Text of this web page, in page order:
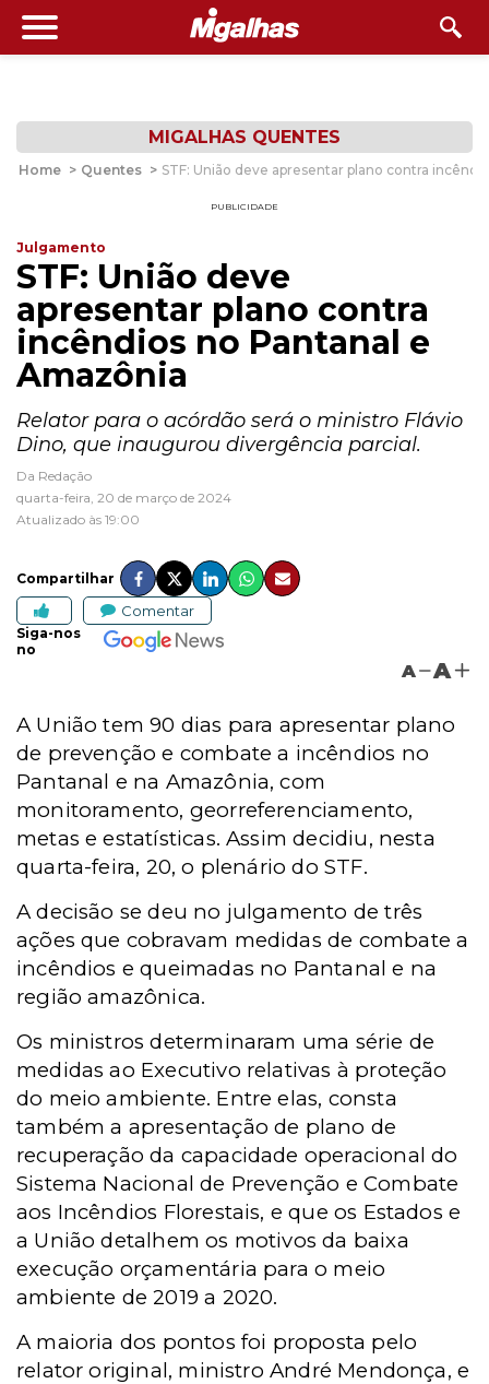
MIGALHAS QUENTES
Home > Quentes > STF: União deve apresentar plano contra
PUBLICIDADE
Julgamento
STF: União deve
apresentar plano contra
incêndios no Pantanal e
Amazônia
Relator para o acórdão será o ministro Flávio
Dino, que inaugurou divergência parcial.
Da Redação
quarta-feira, 20 de março de 2024
Atualizado às 19:00
Compartilhar
Comentar
Siga-nos
no
A A
A União tem 90 dias para apresentar plano
de prevenção e combate a incêndios no
Pantanal e na Amazônia, com
monitoramento, georreferenciamento,
metas e estatísticas. Assim decidiu, nesta
quarta-feira, 20, o plenário do STF.
A decisão se deu no julgamento de três
ações que cobravam medidas de combate a
incêndios e queimadas no Pantanal e na
região amazônica.
Os ministros determinaram uma série de
medidas ao Executivo relativas à proteção
do meio ambiente. Entre elas, consta
também a apresentação de plano de
recuperação da capacidade operacional do
Sistema Nacional de Prevenção e Combate
aos Incêndios Florestais, e que os Estados e
a União detalhem os motivos da baixa
execução orçamentária para o meio
ambiente de 2019 a 2020.
A maioria dos pontos foi proposta pelo
relator original, ministro André Mendonça, e